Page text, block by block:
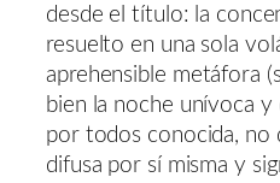
desde el título: la
resuelto en una sola
aprehensible metáfora
bien la noche unívoca y
por todos conocida, no
difusa por sí misma y